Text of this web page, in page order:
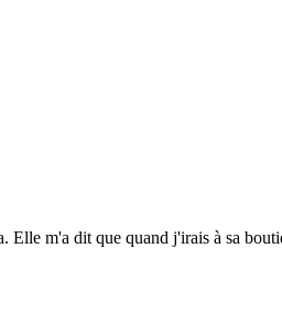
Elle m'a dit que quand j'irais à sa